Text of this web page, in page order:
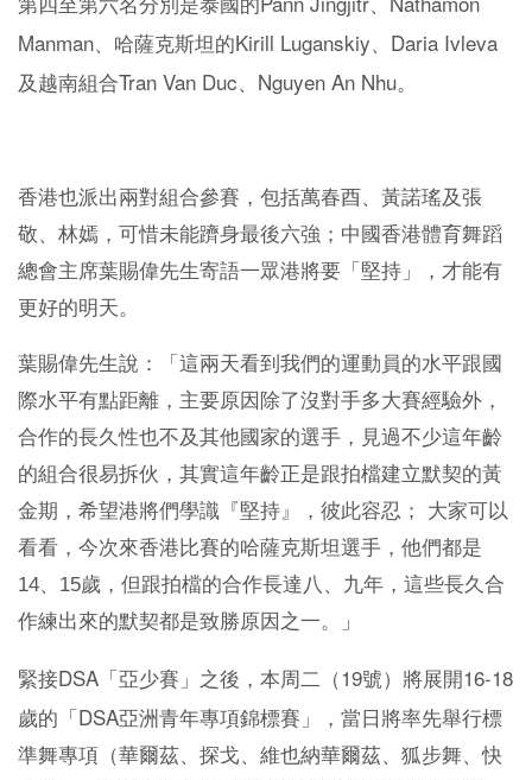
第四至第六名分別是泰國的 、
Manman、哈薩克斯坦的Kirill Luganskiy、 Daria Ivleva
及越南組合Tran Van Duc、 Nguyen An Nhu。
香港也派出兩對組合參賽，包括萬春酉、黃諾瑤及張
敬、林嫣，可惜未能躋身最後六強；中國香港體育舞蹈
總會主席葉賜偉先生寄語一眾港將要「堅持」，才能有
更好的明天。
葉賜偉先生說：「這兩天看到我們的運動員的水平跟國
際水平有點距離，主要原因除了沒對手多大賽經驗外，
合作的長久性也不及其他國家的選手，見過不少這年齡
的組合很易拆伙，其實這年齡正是跟拍檔建立默契的黃
金期，希望港將們學識『堅持』，彼此容忍； 大家可以
看看，今次來香港比賽的哈薩克斯坦選手，他們都是
14、15歲，但跟拍檔的合作長達八、九年，這些長久合
作練出來的默契都是致勝原因之一。」
緊接DSA 「亞少賽」之後，本周二（19號）將展開16-18
歲的「 DSA亞洲青年專項錦標賽」，當日將率先舉行標
準舞專項（華爾茲、探戈、維也納華爾茲、狐步舞、快